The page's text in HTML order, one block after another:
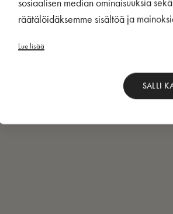
sosiaalisen median ominaisuuksia
räätälöidäksemme sisältöä ja
Lue lisää
SALLI